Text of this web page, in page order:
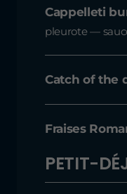
Cappelleti
pleurote —
Catch of the
Fraises
PETIT-